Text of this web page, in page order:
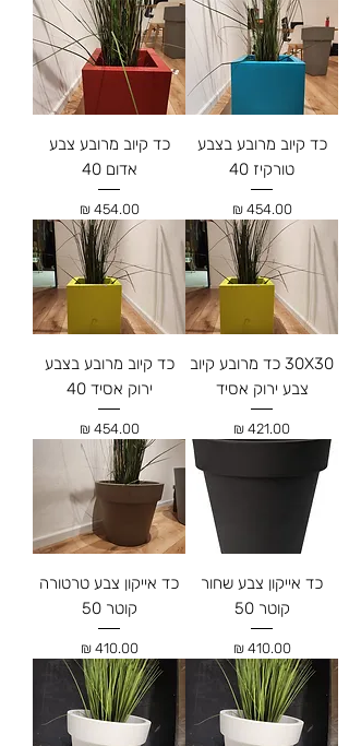
כד קיוב מרובע בצבע
טורקיז 40
מחיר‏454.00 ‏₪
כד קיוב מרובע צבע
אדום 40
מחיר‏454.00 ‏₪
30X30 כד מרובע קיוב
צבע ירוק אסיד
מחיר
כד קיוב מרובע בצבע
ירוק אסיד 40
מחיר‏454.00 ‏₪
כד אייקון צבע שחור
קוטר 50
מחיר‏410.00 ‏₪
כד אייקון צבע טרטורה
קוטר 50
מחיר‏410.00 ‏₪